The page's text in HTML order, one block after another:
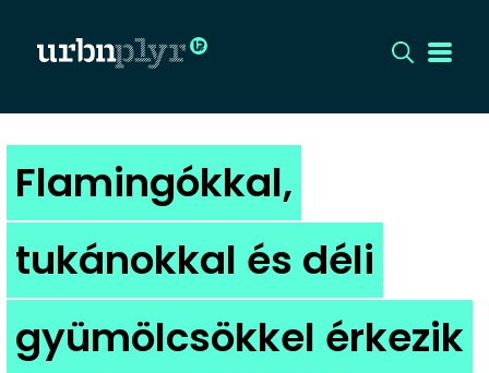
CÍMLAP
DIZÁJN
DIVAT
HIP
Flamingókkal,
tukánokkal és déli
gyümölcsökkel érkezik